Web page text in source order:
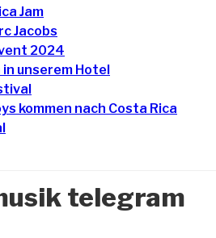
Jam
Jacobs
2024
in unserem Hotel
kommen nach Costa Rica
telegram